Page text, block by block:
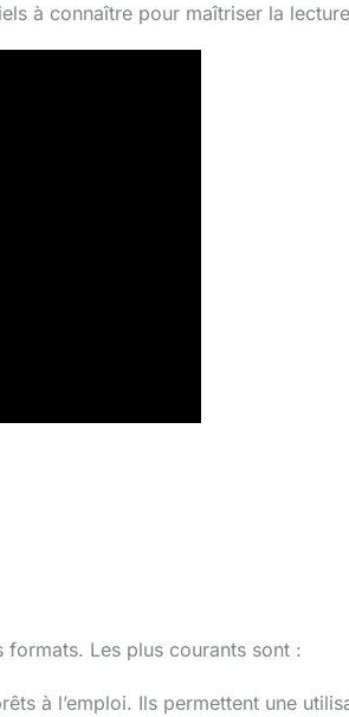
à connaître pour maîtriser la
Les plus courants sont :
à l’emploi. Ils permettent une